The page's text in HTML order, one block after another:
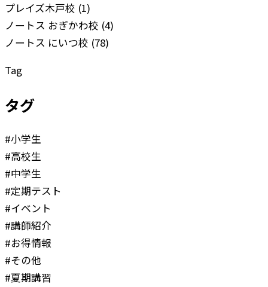
プレイズ木戸校 (1)
ノートス おぎかわ校 (4)
ノートス にいつ校 (78)
Tag
タグ
#小学生
#高校生
#中学生
#定期テスト
#イベント
#講師紹介
#お得情報
#その他
#夏期講習